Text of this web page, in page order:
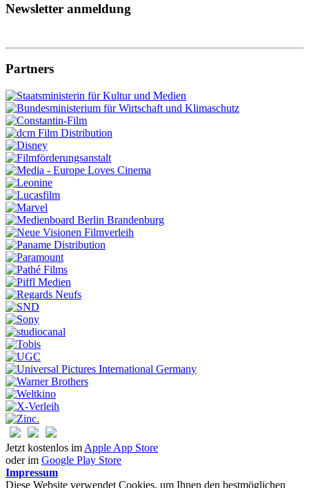
Newsletter anmeldung
Partners
Jetzt kostenlos im Apple App Store
oder im Google Play Store
Impressum
Diese Website verwendet Cookies, um Ihnen den bestmöglichen